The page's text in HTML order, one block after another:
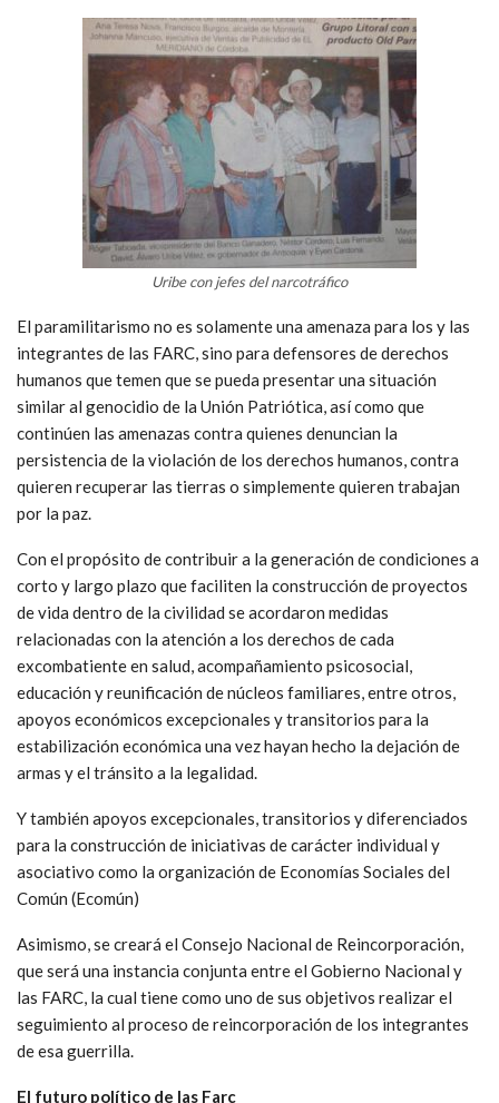
Uribe con jefes del narcotráfico
El paramilitarismo no es solamente una amenaza para los y las
integrantes de las FARC, sino para defensores de derechos
humanos que temen que se pueda presentar una situación
similar al genocidio de la Unión Patriótica, así como que
continúen las amenazas contra quienes denuncian la
persistencia de la violación de los derechos humanos, contra
quieren recuperar las tierras o simplemente quieren trabajan
por la paz.
Con el propósito de contribuir a la generación de condiciones a
corto y largo plazo que faciliten la construcción de proyectos
de vida dentro de la civilidad se acordaron medidas
relacionadas con la atención a los derechos de cada
excombatiente en salud, acompañamiento psicosocial,
educación y reunificación de núcleos familiares, entre otros,
apoyos económicos excepcionales y transitorios para la
estabilización económica una vez hayan hecho la dejación de
armas y el tránsito a la legalidad.
Y también apoyos excepcionales, transitorios y diferenciados
para la construcción de iniciativas de carácter individual y
asociativo como la organización de Economías Sociales del
Común (Ecomún)
Asimismo, se creará el Consejo Nacional de Reincorporación,
que será una instancia conjunta entre el Gobierno Nacional y
las FARC, la cual tiene como uno de sus objetivos realizar el
seguimiento al proceso de reincorporación de los integrantes
de esa guerrilla.
El futuro político de las Farc